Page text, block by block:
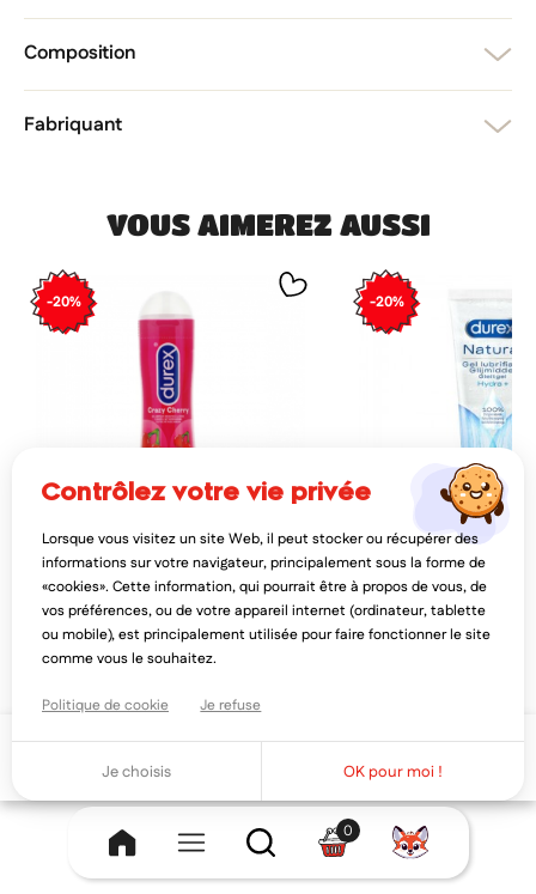
Composition
Fabriquant
VOUS AIMEREZ AUSSI
-20%
DUREX
durex crazy cherry gel lubrifiant
cerise 100ml
14,21€
11,37€
AJOUTER AU PANIER
-20%
DUREX
durex natural gel
100ml
11,66€
0
contrôlez votre vie privée
Lorsque vous visitez un site Web, il peut stocker ou récupérer des
informations sur votre navigateur, principalement sous la forme de
«cookies». Cette information, qui pourrait être à propos de vous, de
vos préférences, ou de votre appareil internet (ordinateur, tablette
ou mobile), est principalement utilisée pour faire fonctionner le site
comme vous le souhaitez.
Politique de cookie Je refuse
Je choisis OK pour moi !